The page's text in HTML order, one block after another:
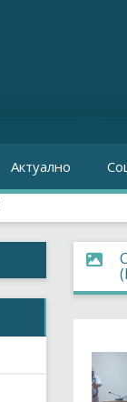
Актуално